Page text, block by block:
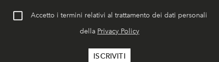
Accetto i termini relativi al trattamento dei dati personali
della Privacy Policy